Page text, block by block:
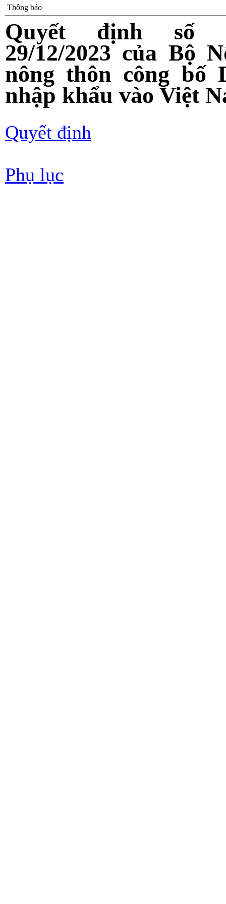
Thông báo
Quyết định số
29/12/2023 của Bộ
nông thôn công bố
nhập khẩu vào Việt
Quyết định
Phụ lục